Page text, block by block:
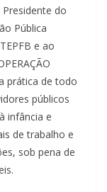
Presidente do
Pública
e ao
prática de todo
públicos
infância e
de trabalho e
sob pena de